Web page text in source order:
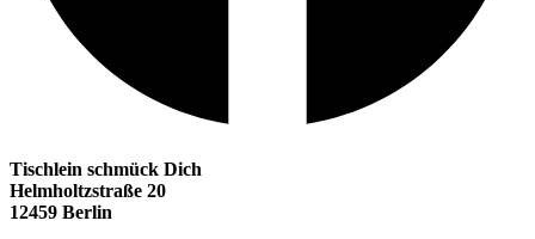
Tischlein schmück Dich
Helmholtzstraße 20
12459 Berlin